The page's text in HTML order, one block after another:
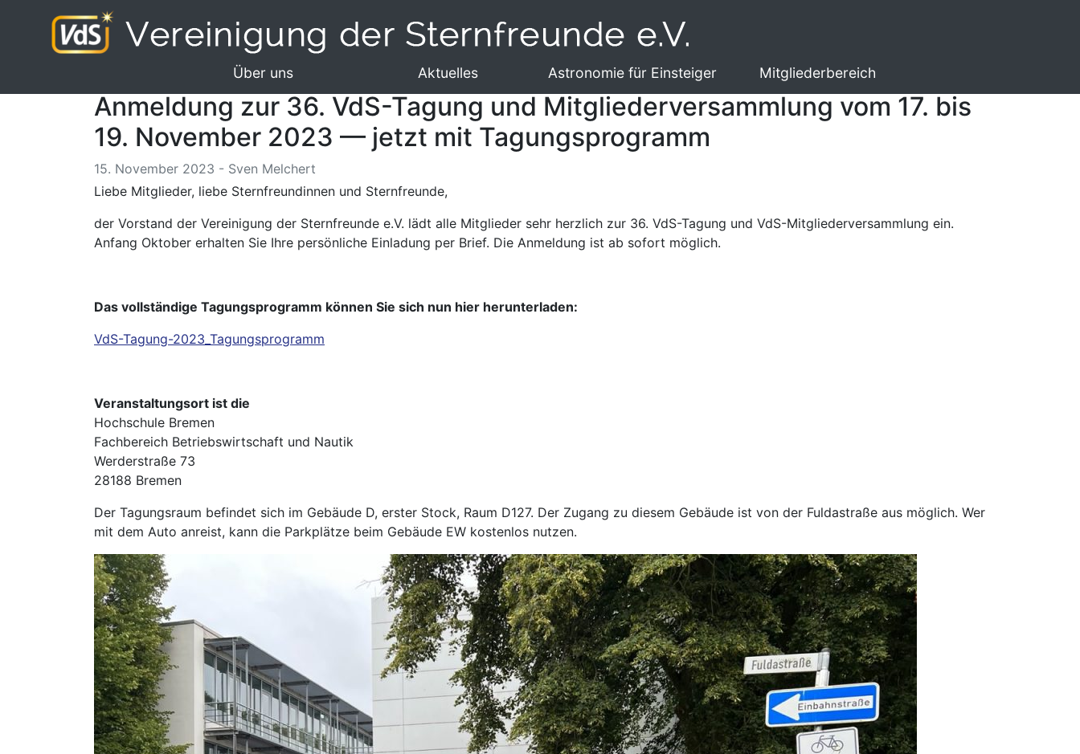
Über uns Aktuelles Astronomie für Einsteiger Mitgliederbereich
Anmeldung zur 36. VdS-Tagung und Mitgliederversammlung vom 17. bis
19. November 2023 — jetzt mit Tagungsprogramm
15. November 2023 - Sven Melchert
Liebe Mitglieder, liebe Sternfreundinnen und Sternfreunde,
der Vorstand der Vereinigung der Sternfreunde e.V. lädt alle Mitglieder sehr herzlich zur 36. VdS-Tagung und VdS-Mitgliederversammlung ein.
Anfang Oktober erhalten Sie Ihre persönliche Einladung per Brief. Die Anmeldung ist ab sofort möglich.
Das vollständige Tagungsprogramm können Sie sich nun hier herunterladen:
VdS-Tagung-2023_Tagungsprogramm
Veranstaltungsort ist die
Hochschule Bremen
Fachbereich Betriebswirtschaft und Nautik
Werderstraße 73
28188 Bremen
Der Tagungsraum befindet sich im Gebäude D, erster Stock, Raum D127. Der Zugang zu diesem Gebäude ist von der Fuldastraße aus möglich. Wer
mit dem Auto anreist, kann die Parkplätze beim Gebäude EW kostenlos nutzen.